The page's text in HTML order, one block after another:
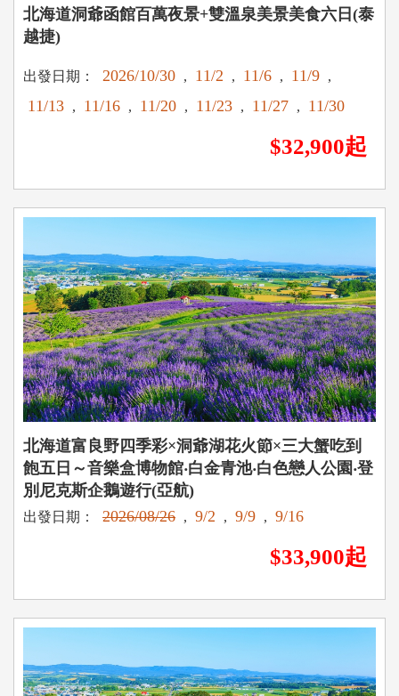
北海道洞爺函館百萬夜景+雙溫泉美景美食六日(泰
越捷)
出發日期： 2026/10/30 , 11/2 , 11/6 , 11/9 ,
11/13 , 11/16 , 11/20 , 11/23 , 11/27 , 11/30
$32,900起
北海道富良野四季彩×洞爺湖花火節×三大蟹吃到
飽五日～音樂盒博物館‧白金青池‧白色戀人公園‧登
別尼克斯企鵝遊行(亞航)
出發日期： 2026/08/26 , 9/2 , 9/9 , 9/16
$33,900起